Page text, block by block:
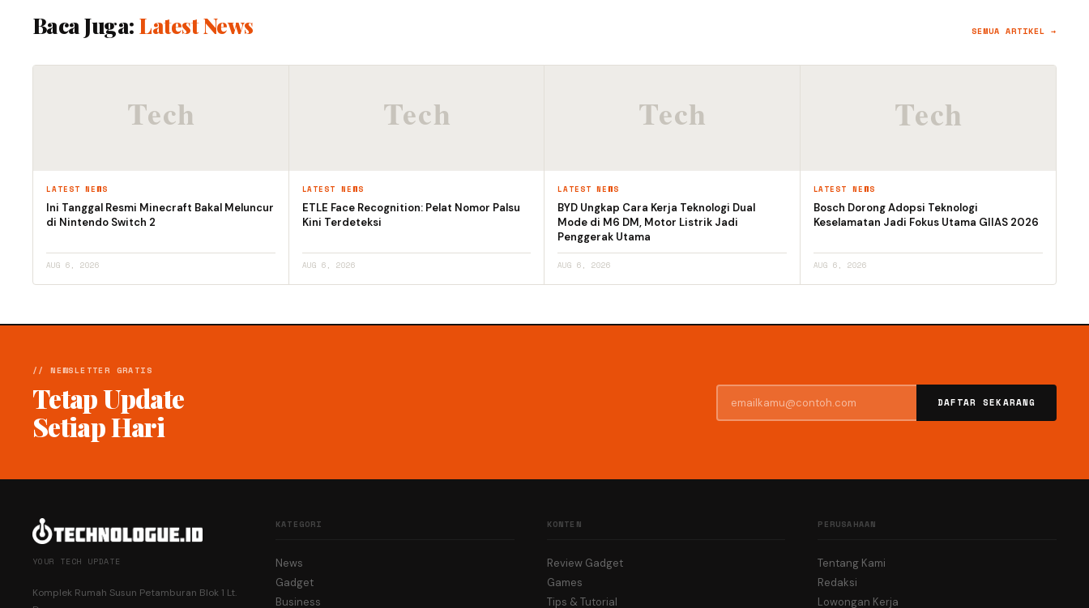
Baca Juga: Latest News SEMUA ARTIKEL →
LATEST NEWS
Ini Tanggal Resmi Minecraft Bakal Meluncur
di Nintendo Switch 2
AUG 6, 2026
LATEST NEWS
ETLE Face Recognition: Pelat Nomor Palsu
Kini Terdeteksi
AUG 6, 2026
LATEST NEWS
BYD Ungkap Cara Kerja Teknologi Dual
Mode di M6 DM, Motor Listrik Jadi
Penggerak Utama
AUG 6, 2026
LATEST NEWS
Bosch Dorong Adopsi Teknologi
Keselamatan Jadi Fokus Utama GIIAS 2026
AUG 6, 2026
// NEWSLETTER GRATIS
Tetap Update
Setiap Hari
DAFTAR SEKARANG
YOUR TECH UPDATE
Komplek Rumah Susun Petamburan Blok 1 Lt.
KATEGORI
News
Gadget
Business
KONTEN
Review Gadget
Games
Tips & Tutorial
PERUSAHAAN
Tentang Kami
Redaksi
Lowongan Kerja